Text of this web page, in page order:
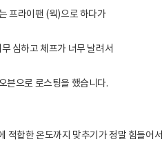
프라이팬 (웍)으로 하다가
심하고 체프가 너무 날려서
븐으로 로스팅을 했습니다.
적합한 온도까지 맞추기가 정말 힘들어서